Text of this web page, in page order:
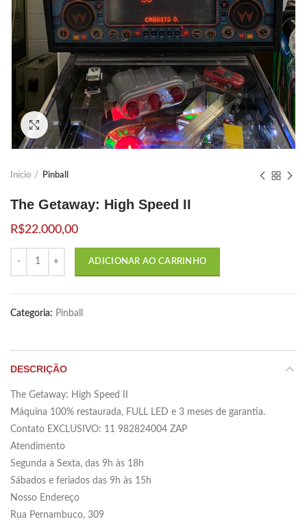
Click to enlarge
Início Pinball
The Getaway: High Speed II
R$22.000,00
Quantidade
ADICIONAR AO CARRINHO
Categoria: Pinball
DESCRIÇÃO
The Getaway: High Speed II
Máquina 100% restaurada, FULL LED e 3 meses de garantia.
Contato EXCLUSIVO: 11 982824004 ZAP
Atendimento
Segunda a Sexta, das 9h às 18h
Sábados e feriados das 9h às 15h
Nosso Endereço
Rua Pernambuco, 309